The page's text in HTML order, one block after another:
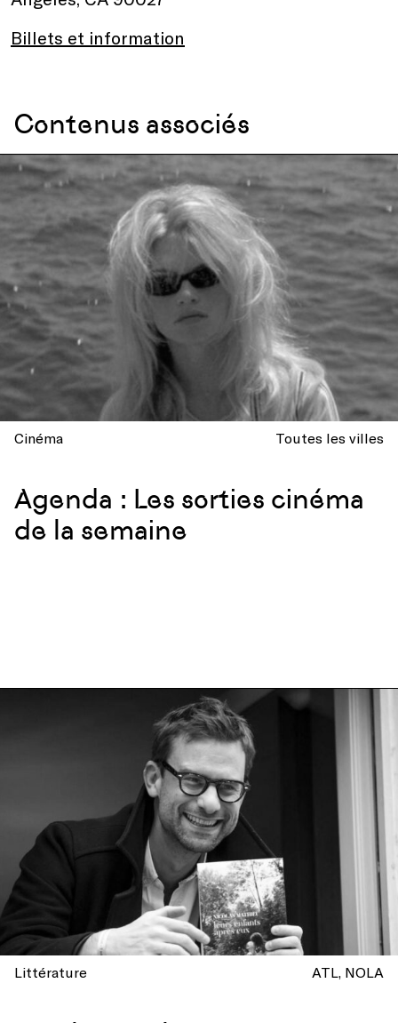
Billets et information
Contenus associés
Cinéma Toutes les villes
Agenda : Les sorties cinéma
de la semaine
Littérature ATL NOLA